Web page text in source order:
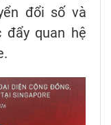
đổi số và
đẩy quan hệ